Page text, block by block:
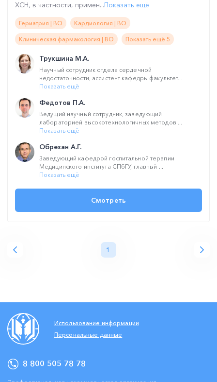
ХСН, в частности, примен...Показать ещё
Гериатрия | ВО Кардиология | ВО
Клиническая фармакология | ВО Показать ещё 5
Трукшина М.А.
Научный сотрудник отдела сердечной
недостаточности, ассистент кафедры факультет...
Показать ещё
Федотов П.А.
Ведущий научный сотрудник, заведующий
лабораторией высокотехнологичных методов ...
Показать ещё
Обрезан А.Г.
Заведующий кафедрой госпитальной терапии
Медицинского института СПбГУ, главный ...
Показать ещё
Смотреть
1
Использование информации
Персональные данные
8 800 505 78 78